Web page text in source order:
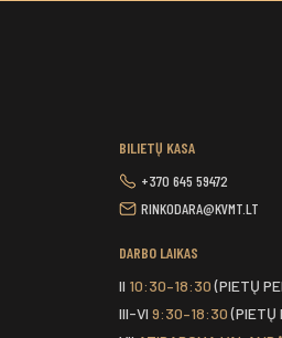
BILIETŲ KASA
+370 645 59472
RINKODARA@KVMT.LT
DARBO LAIKAS
II 10:30–18:30(PIETŲ
III-VI 9:30–18:30(PIETŲ